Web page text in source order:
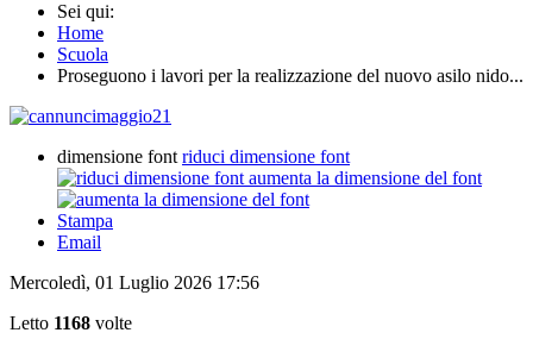
Sei qui:
Home
Scuola
Proseguono i lavori per la realizzazione del nuovo asilo nido...
dimensione font riduci dimensione font
aumenta la dimensione del font
Stampa
Email
Mercoledì, 01 Luglio 2026 17:56
Letto 1168 volte